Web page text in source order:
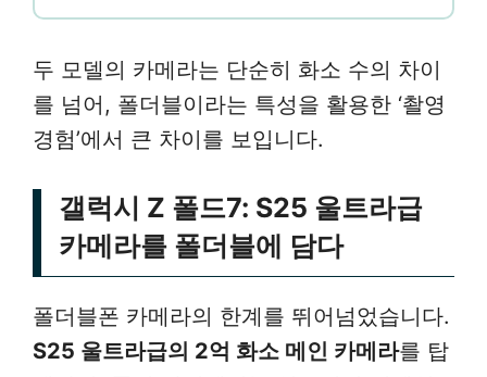
두 모델의 카메라는 단순히 화소 수의 차이
를 넘어, 폴더블이라는 특성을 활용한 ‘촬영
경험’에서 큰 차이를 보입니다.
갤럭시 Z 폴드7: S25 울트라급
카메라를 폴더블에 담다
폴더블폰 카메라의 한계를 뛰어넘었습니다.
S25 울트라급의 2억 화소 메인 카메라를 탑